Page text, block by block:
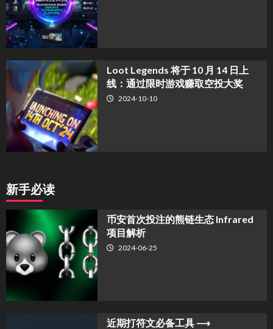
Loot Legends 将于 10 月 14 日上
线：通过限时游戏赚取空投大奖
2024-10-10
新手必读
币安首次投注的熊链生态 Infrared
项目解析
2024-06-25
近期打符文必备工具 ⟶